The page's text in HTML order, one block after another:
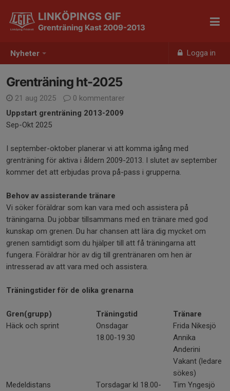
Nyheter Logga in
LINKÖPINGS GIF
Grenträning Kast 2009-2013
Grenträning ht-2025
21 aug 2025
0 kommentarer
Uppstart grenträning 2013-2009
Sep-Okt 2025
I september-oktober planerar vi att komma igång med
grenträning för aktiva i åldern 2009-2013. I slutet av september
kommer det att erbjudas prova på-pass i grupperna.
Behov av assisterande tränare
Vi söker föräldrar som kan vara med och assistera på
träningarna. Du jobbar tillsammans med en tränare med god
kunskap om grenen. Du har chansen att lära dig mycket om
grenen samtidigt som du hjälper till att få träningarna att
fungera. Föräldrar hör av dig till grentränaren om hen är
intresserad av att vara med och assistera.
Träningstider för de olika grenarna
Gren(grupp) Träningstid
Tränare
Häck och sprint
Onsdagar
18.00-19.30
Frida Nikesjö
Annika
Anderini
Vakant (ledare
sökes)
Medeldistans
Torsdagar kl 18.00-
Tim Yngesjö